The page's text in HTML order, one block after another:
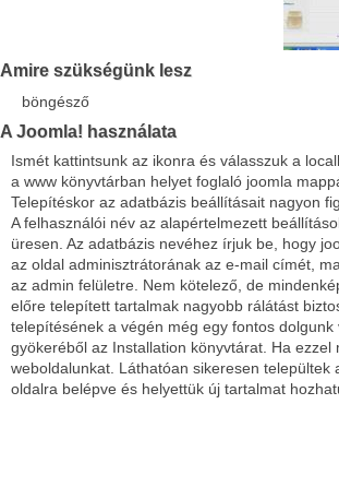
Amire szükségünk lesz
böngésző
A Joomla! használata
Ismét kattintsunk az ikonra és válasszuk a
a www könyvtárban helyet foglaló joomla
Telepítéskor az adatbázis beállításait nagyon
A felhasználói név az alapértelmezett
üresen. Az adatbázis nevéhez írjuk be, hogy
az oldal adminisztrátorának az e-mail címét,
az admin felületre. Nem kötelező, de
előre telepített tartalmak nagyobb rálátást
telepítésének a végén még egy fontos
gyökeréből az Installation könyvtárat. Ha
weboldalunkat. Láthatóan sikeresen
oldalra belépve és helyettük új tartalmat